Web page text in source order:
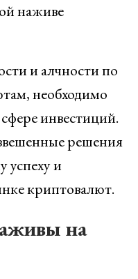
наживе
и алчности по
необходимо
инвестиций.
решения
успеху и
криптовалют.
на